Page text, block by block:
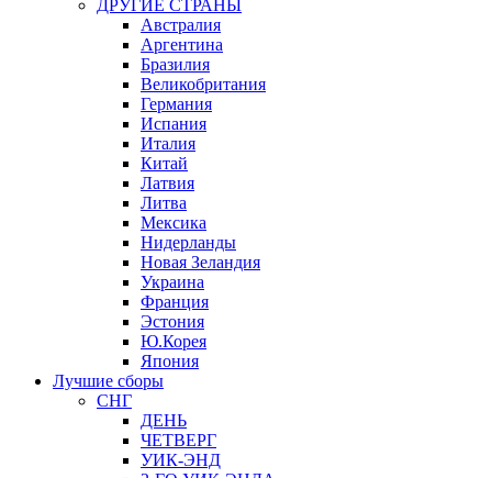
ДРУГИЕ СТРАНЫ
Австралия
Аргентина
Бразилия
Великобритания
Германия
Испания
Италия
Китай
Латвия
Литва
Мексика
Нидерланды
Новая Зеландия
Украина
Франция
Эстония
Ю.Корея
Япония
Лучшие сборы
СНГ
ДЕНЬ
ЧЕТВЕРГ
УИК-ЭНД